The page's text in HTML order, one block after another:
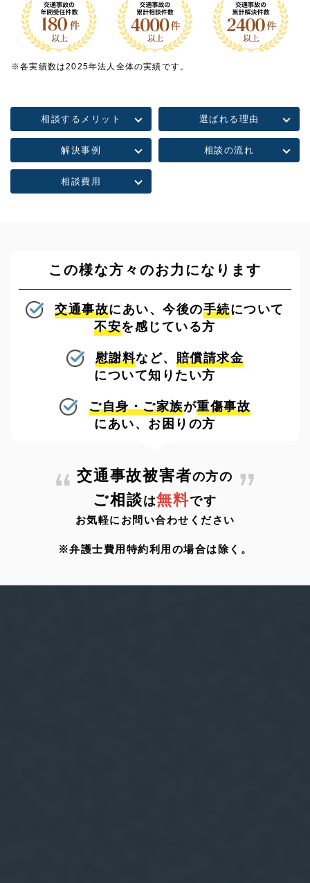
※各実績数は2025年法人全体の実績です。
相談するメリット 選ばれる理由
解決事例 相談の流れ
相談費用
この様な方々のお力になります
交通事故にあい、今後の手続について
不安を感じている方
慰謝料など、 賠償請求金
について知りたい方
ご自身・ご家族が重傷事故
にあい、お困りの方
交通事故被害者の方の
ご相談は無料です
お気軽にお問い合わせください
※弁護士費用特約利用の場合は除く。